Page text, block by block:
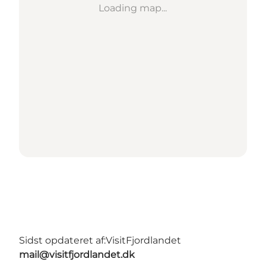
Loading map...
Sidst opdateret af:VisitFjordlandet
mail@visitfjordlandet.dk